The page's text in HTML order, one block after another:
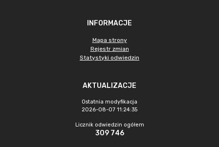
INFORMACJE
Mapa strony
Rejestr zmian
Statystyki odwiedzin
AKTUALIZACJE
Ostatnia modyfikacja
2026-08-07 11:24:35
Licznik odwiedzin ogółem
309 746